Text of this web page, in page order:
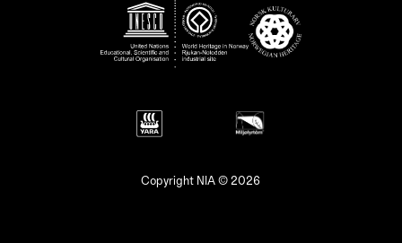
Copyright NIA © 2026